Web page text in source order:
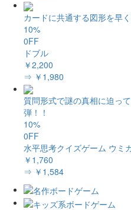
カードに共通する図形を早
10%
0FF
ドブル
￥2,200
⇒ ￥1,980
質問形式で謎の真相に迫っ
弾！！
10%
0FF
水平思考クイズゲーム ウミ
￥1,760
⇒ ￥1,584